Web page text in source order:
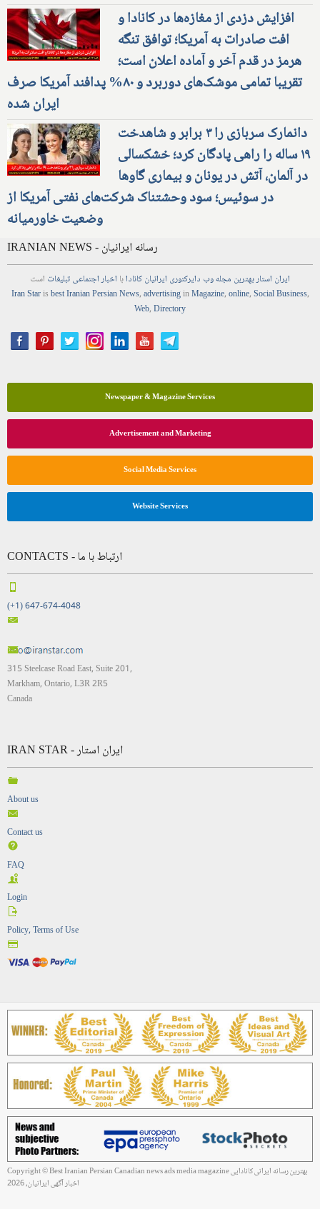
افزایش دزدی از مغازه‌ها در کانادا و
افت صادرات به آمریکا؛ توافق تنگه
هرمز در قدم آخر و آماده اعلان است؛
تقریبا تمامی موشک‌های دوربرد و ۸۰% پدافند آمریکا صرف
ایران شده
دانمارک سربازی را ۳ برابر و شاهدخت
۱۹ ساله را راهی پادگان کرد؛ خشکسالی
در آلمان، آتش در یونان و بیماری گاوها
در سوئیس؛ سود وحشتناک شرکت‌های نفتی آمریکا از
وضعیت خاورمیانه
IRANIAN NEWS - رسانه ایرانیان
ایران استاربهترین مجلهوب دایرکتوری ایرانیان کانادابا اخباراجتماعیتبلیغات است
Iran Starisbest Iranian PersianNews,advertisinginMagazine,online,Social Business,
Web,Directory
Newspaper & Magazine Services
Advertisement and Marketing
Social Media Services
Website Services
CONTACTS - ارتباط با ما
(+1) 647-674-4048
315 Steelcase Road East, Suite 201,
Markham, Ontario, L3R 2R5
Canada
IRAN STAR - ایران استار
About us
Contact us
FAQ
Login
Policy, Terms of Use
Copyright © Best Iranian Persian Canadian news ads media magazine بهترین رسانه ایرانی کانادایی
اخبار آگهی ایرانیان, 2026